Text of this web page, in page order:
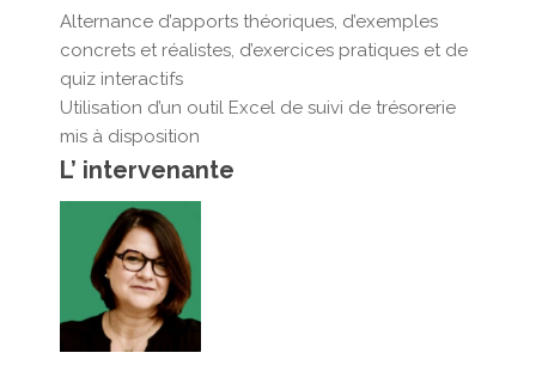
Alternance d’apports théoriques, d’exemples
concrets et réalistes, d’exercices pratiques et de
quiz interactifs
Utilisation d’un outil Excel de suivi de trésorerie
mis à disposition
L’ intervenante